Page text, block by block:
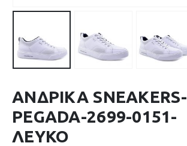
ΑΝΔΡΙΚΑ SNEAKERS-
PEGADA-2699-0151-
ΛΕΥΚΟ